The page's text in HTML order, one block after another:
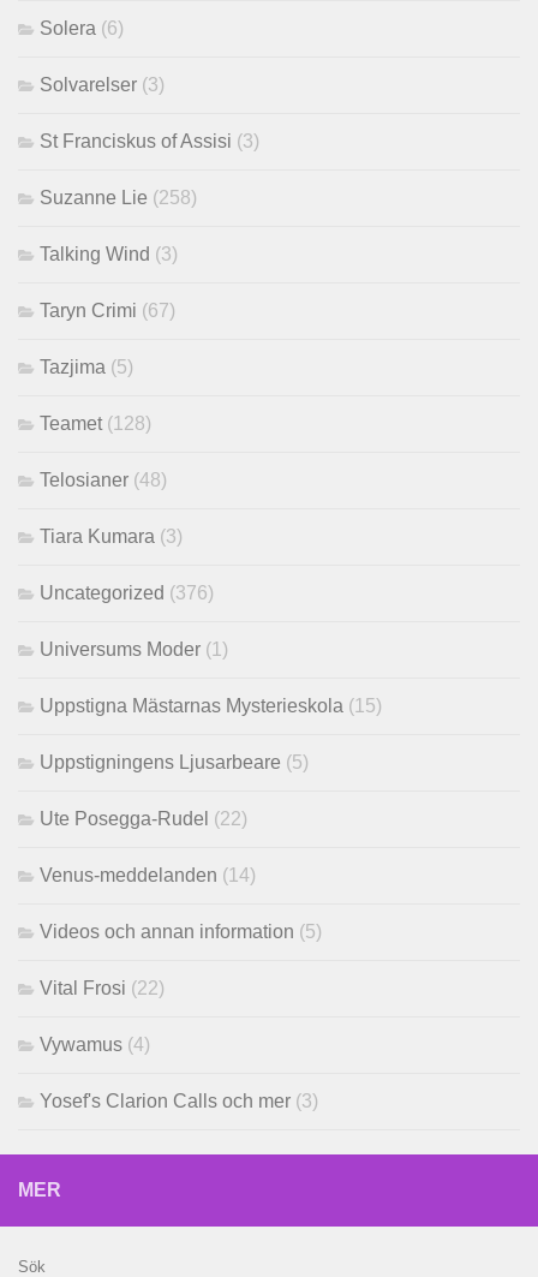
Solera (6)
Solvarelser (3)
St Franciskus of Assisi (3)
Suzanne Lie (258)
Talking Wind (3)
Taryn Crimi (67)
Tazjima (5)
Teamet (128)
Telosianer (48)
Tiara Kumara (3)
Uncategorized (376)
Universums Moder (1)
Uppstigna Mästarnas Mysterieskola (15)
Uppstigningens Ljusarbeare (5)
Ute Posegga-Rudel (22)
Venus-meddelanden (14)
Videos och annan information (5)
Vital Frosi (22)
Vywamus (4)
Yosef's Clarion Calls och mer (3)
MER
Sök